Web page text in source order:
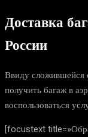
Доставка
России
Ввиду сложившейся
получить багаж в
воспользоваться
[focustext